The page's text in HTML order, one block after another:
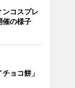
ンコスプレ
催の様子
チョコ餅」